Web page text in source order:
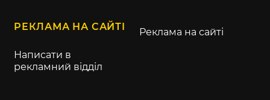
РЕКЛАМА НА САЙТІ
Написати в
рекламний відділ
Реклама на сайті